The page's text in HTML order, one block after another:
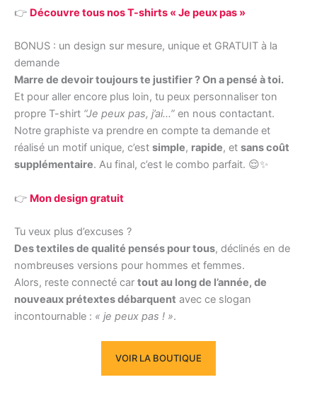
👉 Découvre tous nos T-shirts « Je peux pas »
BONUS : un design sur mesure, unique et GRATUIT à la
demande
Marre de devoir toujours te justifier ? On a pensé à toi.
Et pour aller encore plus loin, tu peux personnaliser ton
propre T-shirt “Je peux pas, j’ai…” en nous contactant.
Notre graphiste va prendre en compte ta demande et
réalisé un motif unique, c’est simple, rapide, et sans coût
supplémentaire. Au final, c’est le combo parfait. 😌✨
👉 Mon design gratuit
Tu veux plus d’excuses ?
Des textiles de qualité pensés pour tous, déclinés en de
nombreuses versions pour hommes et femmes.
Alors, reste connecté car tout au long de l’année, de
nouveaux prétextes débarquent avec ce slogan
incontournable : « je peux pas ! ».
VOIR LA BOUTIQUE